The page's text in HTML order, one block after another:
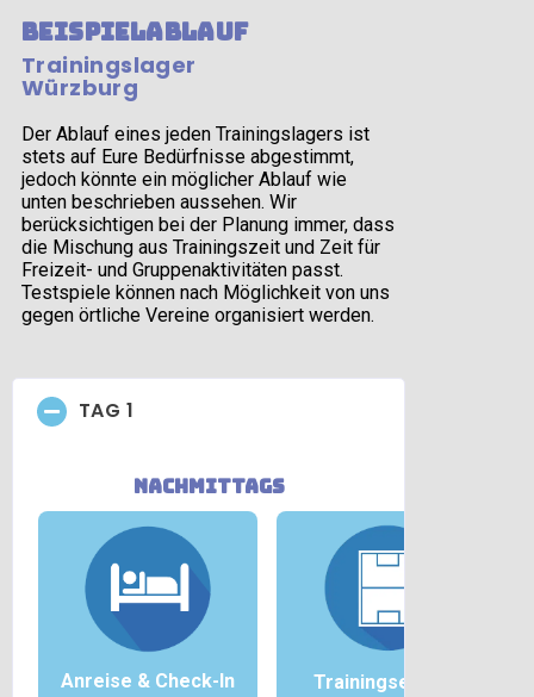
Beispielablauf
Trainingslager
Würzburg
Der Ablauf eines jeden Trainingslagers ist
stets auf Eure Bedürfnisse abgestimmt,
jedoch könnte ein möglicher Ablauf wie
unten beschrieben aussehen. Wir
berücksichtigen bei der Planung immer, dass
die Mischung aus Trainingszeit und Zeit für
Freizeit- und Gruppenaktivitäten passt.
Testspiele können nach Möglichkeit von uns
gegen örtliche Vereine organisiert werden.
TAG 1
nachmittags
Anreise & Check-In Trainingseinheit